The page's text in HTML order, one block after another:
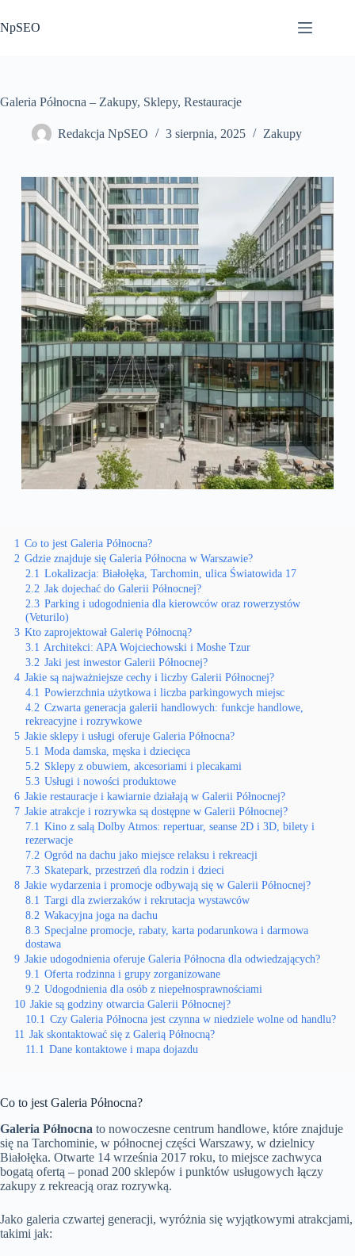
do
treści
NpSEO
Galeria Północna – Zakupy, Sklepy, Restauracje
Redakcja NpSEO 3 sierpnia, 2025 Zakupy
1 Co to jest Galeria Północna?
2 Gdzie znajduje się Galeria Północna w Warszawie?
2.1 Lokalizacja: Białołęka, Tarchomin, ulica Światowida 17
2.2 Jak dojechać do Galerii Północnej?
2.3 Parking i udogodnienia dla kierowców oraz rowerzystów
(Veturilo)
3 Kto zaprojektował Galerię Północną?
3.1 Architekci: APA Wojciechowski i Moshe Tzur
3.2 Jaki jest inwestor Galerii Północnej?
4 Jakie są najważniejsze cechy i liczby Galerii Północnej?
4.1 Powierzchnia użytkowa i liczba parkingowych miejsc
4.2 Czwarta generacja galerii handlowych: funkcje handlowe,
rekreacyjne i rozrywkowe
5 Jakie sklepy i usługi oferuje Galeria Północna?
5.1 Moda damska, męska i dziecięca
5.2 Sklepy z obuwiem, akcesoriami i plecakami
5.3 Usługi i nowości produktowe
6 Jakie restauracje i kawiarnie działają w Galerii Północnej?
7 Jakie atrakcje i rozrywka są dostępne w Galerii Północnej?
7.1 Kino z salą Dolby Atmos: repertuar, seanse 2D i 3D, bilety i
rezerwacje
7.2 Ogród na dachu jako miejsce relaksu i rekreacji
7.3 Skatepark, przestrzeń dla rodzin i dzieci
8 Jakie wydarzenia i promocje odbywają się w Galerii Północnej?
8.1 Targi dla zwierzaków i rekrutacja wystawców
8.2 Wakacyjna joga na dachu
8.3 Specjalne promocje, rabaty, karta podarunkowa i darmowa
dostawa
9 Jakie udogodnienia oferuje Galeria Północna dla odwiedzających?
9.1 Oferta rodzinna i grupy zorganizowane
9.2 Udogodnienia dla osób z niepełnosprawnościami
10 Jakie są godziny otwarcia Galerii Północnej?
10.1 Czy Galeria Północna jest czynna w niedziele wolne od handlu?
11 Jak skontaktować się z Galerią Północną?
11.1 Dane kontaktowe i mapa dojazdu
Co to jest Galeria Północna?
Galeria Północna to nowoczesne centrum handlowe, które znajduje
się na Tarchominie, w północnej części Warszawy, w dzielnicy
Białołęka. Otwarte 14 września 2017 roku, to miejsce zachwyca
bogatą ofertą – ponad 200 sklepów i punktów usługowych łączy
zakupy z rekreacją oraz rozrywką.
Jako galeria czwartej generacji, wyróżnia się wyjątkowymi atrakcjami,
takimi jak: